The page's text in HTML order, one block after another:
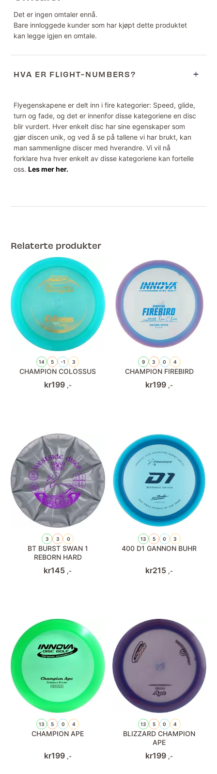
Det er ingen omtaler ennå.
Bare innloggede kunder som har kjøpt dette produktet
kan legge igjen en omtale.
HVA ER FLIGHT-NUMBERS?
Flyegenskapene er delt inn i fire kategorier: Speed, glide,
turn og fade, og det er innenfor disse kategoriene en disc
blir vurdert. Hver enkelt disc har sine egenskaper som
gjør discen unik, og ved å se på tallene vi har brukt, kan
man sammenligne discer med hverandre. Vi vil nå
forklare hva hver enkelt av disse kategoriene kan fortelle
oss.Les mer her.
Relaterte produkter
14 5 -1 3
CHAMPION COLOSSUS
kr199 ,-
9 3 0 4
CHAMPION FIREBIRD
kr199 ,-
3 3 0
BT BURST SWAN 1
REBORN HARD
kr145 ,-
13 5 0 3
400 D1 GANNON BUHR
kr215 ,-
13 5 0 4
CHAMPION APE
kr199 ,-
13 5 0 4
BLIZZARD CHAMPION
APE
kr199 ,-